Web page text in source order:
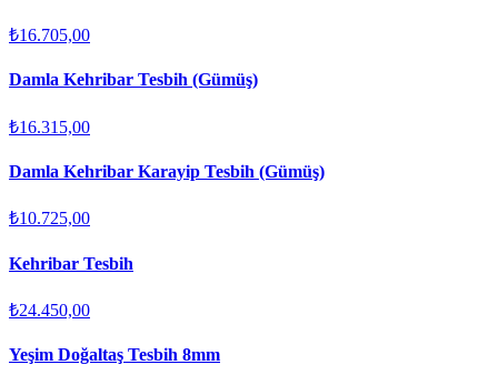
₺16.705,00
Damla Kehribar Tesbih (Gümüş)
₺16.315,00
Damla Kehribar Karayip Tesbih (Gümüş)
₺10.725,00
Kehribar Tesbih
₺24.450,00
Yeşim Doğaltaş Tesbih 8mm